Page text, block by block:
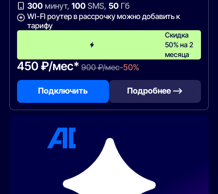
300минут, 100SMS, 50Гб
WI-FI роутер в рассрочку можно добавить к
тарифу
Скидка
50% на 2
месяца
450 ₽/мес* 900 ₽/мес-50%
Подключить Подробнее —>